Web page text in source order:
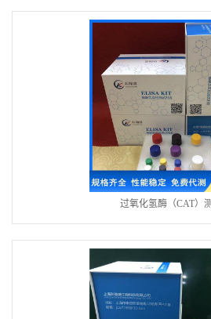
过氧化氢酶（CAT）